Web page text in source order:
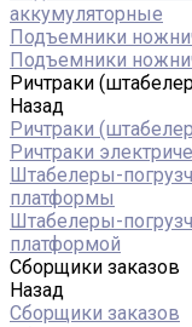
аккумуляторные
Подъемники
Подъемники
Ричтраки
Назад
Ричтраки
Ричтраки
Штабелеры-
платформы
Штабелеры-
платформой
Сборщики заказов
Назад
Сборщики заказов